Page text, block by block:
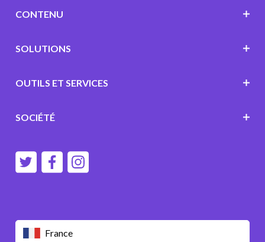
France
CONTENU
SOLUTIONS
OUTILS ET SERVICES
SOCIÉTÉ